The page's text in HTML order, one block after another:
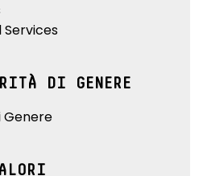
Services
DI GENERE
Genere